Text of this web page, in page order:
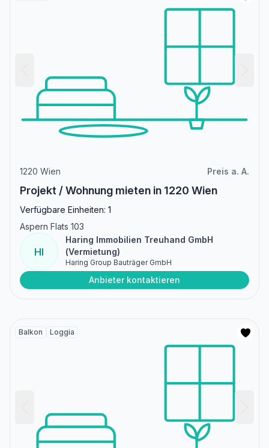
1220 Wien Preis a. A.
Projekt / Wohnung mieten in 1220 Wien
Verfügbare Einheiten: 1
Aspern Flats 103
HI
Haring Immobilien Treuhand GmbH
(Vermietung)
Haring Group Bauträger GmbH
Anbieter kontaktieren
Balkon Loggia